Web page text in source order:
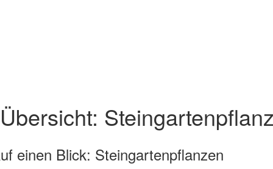
Übersicht:
einen Blick: Steingartenpflanzen